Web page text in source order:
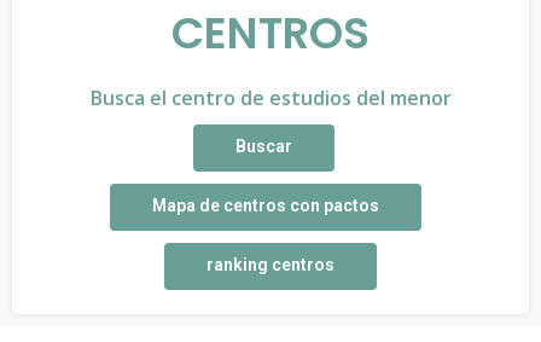
CENTROS
Busca el centro de estudios del menor
Buscar
Mapa de centros con pactos
ranking centros